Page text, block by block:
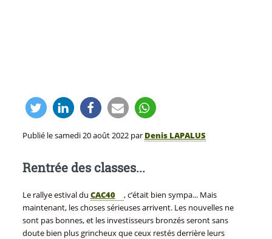
Publié lesamedi 20 août 2022par Denis LAPALUS
Rentrée des classes...
Le rallye estival du CAC40
, c’était bien sympa... Mais
maintenant, les choses sérieuses arrivent. Les nouvelles ne
sont pas bonnes, et les investisseurs bronzés seront sans
doute bien plus grincheux que ceux restés derrière leurs